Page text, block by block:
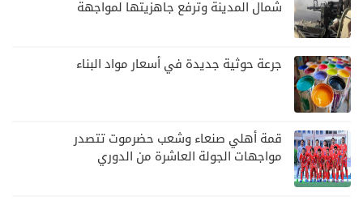
شمال المدينة وترفع جاهزيتها لمواجهة
جرعة حوثية جديدة في أسعار مواد البناء
قمة أهلي صنعاء وشعب حضرموت تتصدر
مواجهات الجولة العاشرة من الدوري